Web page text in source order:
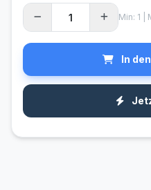
Min: 1 |
In